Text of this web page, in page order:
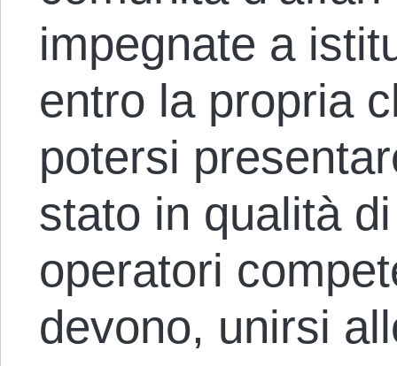
impegnate a
entro la propria
potersi
stato in qualità
operatori
devono, unirsi